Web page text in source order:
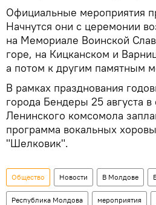
Официальные мероприятия
Начнутся они с церемонии
на Мемориале Воинской
горе, на Кицканском и
а потом к другим памятным
В рамках празднования
города Бендеры 25 августа
Ленинского комсомола
программа вокальных
"Шелковик".
Общество Новости В Молдове
Республика Молдова мероприятия